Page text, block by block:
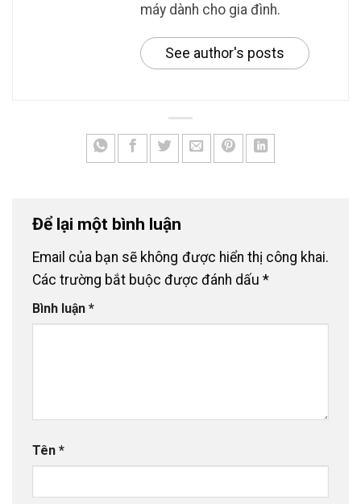
máy dành cho gia đình.
See author's posts
Để lại một bình luận
Email của bạn sẽ không được hiển thị công khai.
Các trường bắt buộc được đánh dấu *
Bình luận *
Tên *